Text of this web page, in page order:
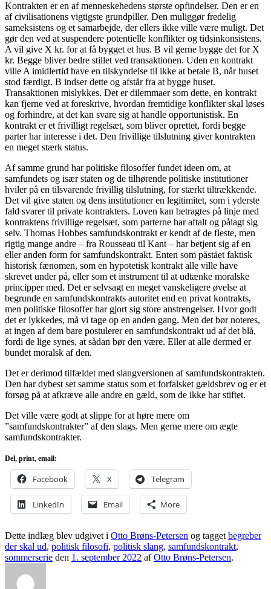
Kontrakten er en af menneskehedens største opfindelser. Den er en
af civilisationens vigtigste grundpiller. Den muliggør fredelig
sameksistens og et samarbejde, der ellers ikke ville være muligt. Det
gør den ved at suspendere potentielle konflikter og tidsinkonsistens.
A vil give X kr. for at få bygget et hus. B vil gerne bygge det for X
kr. Begge bliver bedre stillet ved transaktionen. Uden en kontrakt
ville A imidlertid have en tilskyndelse til ikke at betale B, når huset
stod færdigt. B indser dette og afstår fra at bygge huset.
Transaktionen mislykkes. Det er dilemmaer som dette, en kontrakt
kan fjerne ved at foreskrive, hvordan fremtidige konflikter skal løses
og forhindre, at det kan svare sig at handle opportunistisk. En
kontrakt er et frivilligt regelsæt, som bliver oprettet, fordi begge
parter har interesse i det. Den frivillige tilslutning giver kontrakten
en meget stærk status.
Af samme grund har politiske filosoffer fundet ideen om, at
samfundets og især staten og de tilhørende politiske institutioner
hviler på en tilsvarende frivillig tilslutning, for stærkt tiltrækkende.
Det vil give staten og dens institutioner en legitimitet, som i yderste
fald svarer til private kontrakters. Loven kan betragtes på linje med
kontraktens frivillige regelsæt, som parterne har aftalt og pålagt sig
selv. Thomas Hobbes samfundskontrakt er kendt af de fleste, men
rigtig mange andre – fra Rousseau til Kant – har betjent sig af en
eller anden form for samfundskontrakt. Enten som påstået faktisk
historisk fænomen, som en hypotetisk kontrakt alle ville have
skrevet under på, eller som et instrument til at udtænke moralske
principper med. Det er selvsagt en meget vanskeligere øvelse at
begrunde en samfundskontrakts autoritet end en privat kontrakts,
men politiske filosoffer har gjort sig store anstrengelser. Hvor godt
det er lykkedes, må vi tage op en anden gang. Men det bør noteres,
at ingen af dem bare postulerer en samfundskontrakt ud af det blå,
fordi de lige synes, at sådan bør den være. Eller at alle dermed er
bundet moralsk af den.
Det er derimod tilfældet med slangversionen af samfundskontrakten.
Den har dybest set samme status som et forfalsket gældsbrev og er et
forsøg på at afkræve alle andre en gæld, som de ikke har stiftet.
Det ville være godt at slippe for at høre mere om
”samfundskontrakter” af den slags. Men gerne mere om ægte
samfundskontrakter.
Del, print, email:
Facebook X Telegram
LinkedIn Email More
Dette indlæg blev udgivet i Otto Brøns-Petersen og tagget begreber
der skal ud, politisk filosofi, politisk slang, samfundskontrakt,
sommerserie den 1. september 2022 afOtto Brøns-Petersen.